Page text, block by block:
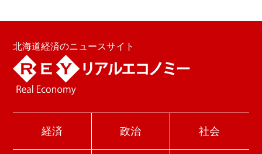
北海道経済のニュースサイト
経済 政治 社会